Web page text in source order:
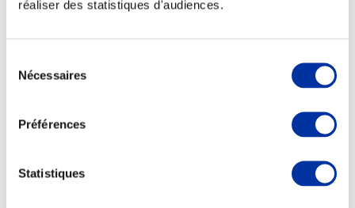
réaliser des statistiques d'audiences.
Nécessaires
Préférences
Statistiques
Partenaire Climat